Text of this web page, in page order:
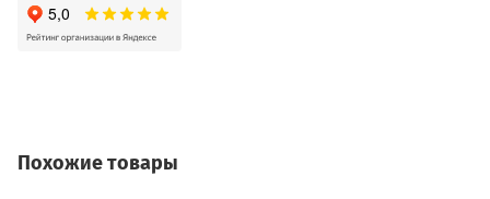
Похожие товары